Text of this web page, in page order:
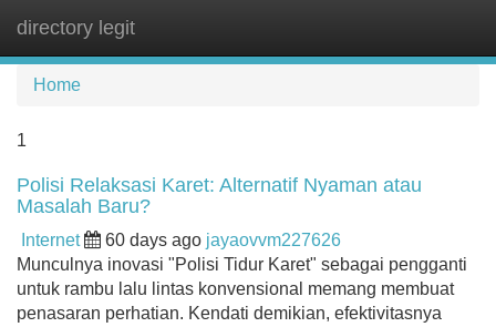
directory legit
Home
1
Polisi Relaksasi Karet: Alternatif Nyaman atau
Masalah Baru?
Internet 60 days ago jayaovvm227626
Munculnya inovasi "Polisi Tidur Karet" sebagai pengganti
untuk rambu lalu lintas konvensional memang membuat
penasaran perhatian. Kendati demikian, efektivitasnya